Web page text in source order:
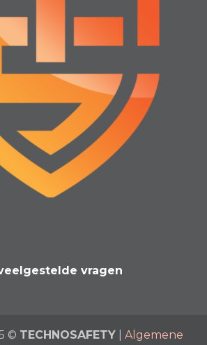
vragen
© TECHNOSAFETY Algemene